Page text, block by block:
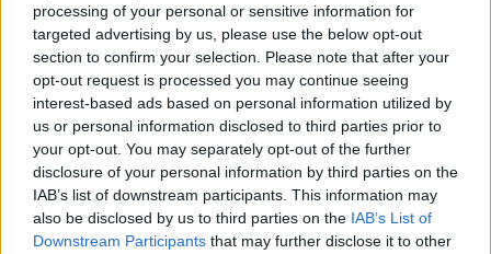
processing of your personal or sensitive information for
targeted advertising by us, please use the below opt-out
section to confirm your selection. Please note that after your
opt-out request is processed you may continue seeing
interest-based ads based on personal information utilized by
us or personal information disclosed to third parties prior to
your opt-out. You may separately opt-out of the further
disclosure of your personal information by third parties on the
IAB’s list of downstream participants. This information may
also be disclosed by us to third parties on the IAB’s List of
Downstream Participants that may further disclose it to other
Ακολουθήστε το NEWSBEAST
Google News
και μάθετε πρώτοι όλες τις ειδήσεις